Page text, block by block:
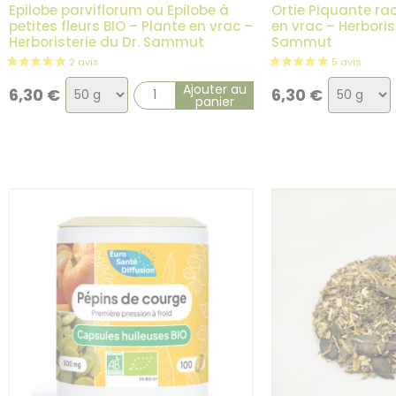
Epilobe parviflorum ou Epilobe à
petites fleurs BIO – Plante en vrac –
Herboristerie du Dr. Sammut
6,30 €
Choix
de
Ajouter au
panier
Ortie Piquante
en vrac –
Sammut
6,30 €
Choix
de